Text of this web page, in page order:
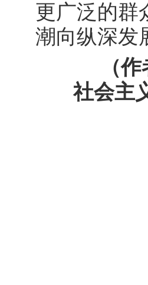
更广泛的群
潮向纵深发
（
社会主